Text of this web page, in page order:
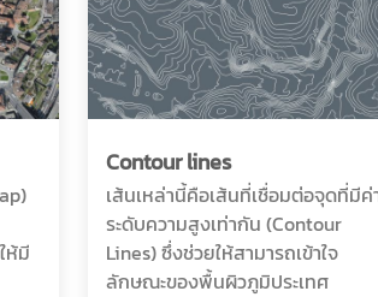
ห้มี
Contour lines
เส้นเหล่านี้คือเส้นที่เชื่อมต่อจุดที่มีค่
ระดับความสูงเท่ากัน (Contour
Lines) ซึ่งช่วยให้สามารถเข้าใจ
ลักษณะของพื้นผิวภูมิประเทศ